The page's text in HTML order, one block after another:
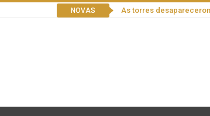
NOVAS As torres